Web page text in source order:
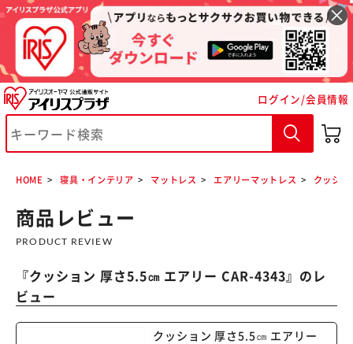
ログイン/会員情報
HOME 寝具・インテリア マットレス エアリーマットレス クッショ
商品レビュー
PRODUCT REVIEW
『クッション 厚さ5.5㎝ エアリー CAR-4343』のレ
ビュー
クッション 厚さ5.5㎝ エアリー